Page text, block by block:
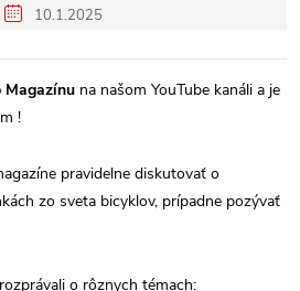
10.1.2025
Magazínu na našom YouTube kanáli a je
!
pravidelne diskutovať o
zo sveta bicyklov, prípadne pozývať
o rôznych témach: